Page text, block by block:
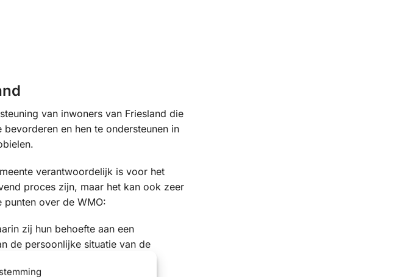
van inwoners van Friesland die
en hen te ondersteunen in
verantwoordelijk is voor het
proces zijn, maar het kan ook zeer
over de WMO:
zij hun behoefte aan een
de persoonlijke situatie van de